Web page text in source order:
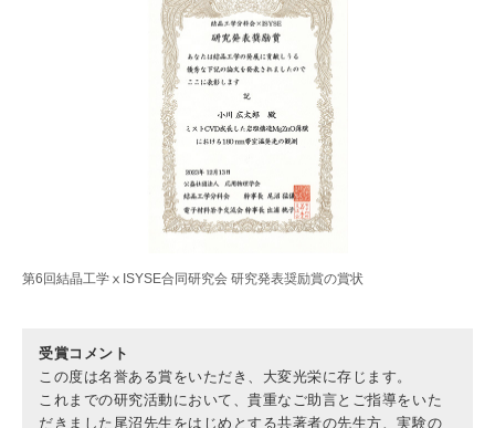
3. #KUTE VOICE エンジニアリーダーたちの声
4. 航空理工学専攻特設サイト
第6回結晶工学ⅹISYSE合同研究会 研究発表奨励賞の賞状
受賞コメント
この度は名誉ある賞をいただき、大変光栄に存じます。
これまでの研究活動において、貴重なご助言とご指導をいた
だきました尾沼先生をはじめとする共著者の先生方、実験の